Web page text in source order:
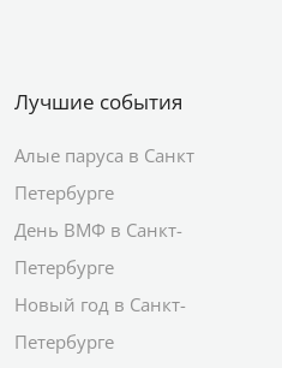
Лучшие события
Алые паруса в Санкт
Петербурге
День ВМФ в Санкт-
Петербурге
Новый год в Санкт-
Петербурге